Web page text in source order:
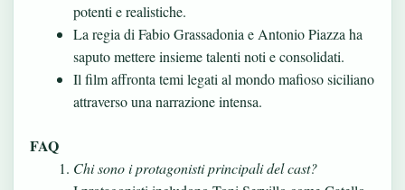
potenti e realistiche.
La regia di Fabio Grassadonia e Antonio Piazza ha
saputo mettere insieme talenti noti e consolidati.
Il film affronta temi legati al mondo mafioso siciliano
attraverso una narrazione intensa.
FAQ
Chi sono i protagonisti principali del cast?